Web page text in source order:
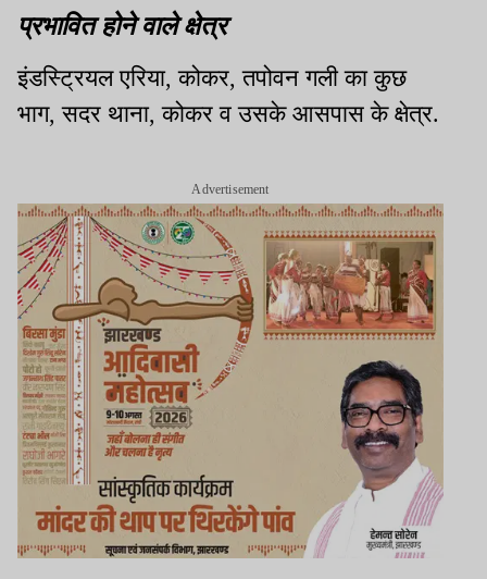
प्रभावित होने वाले क्षेत्र
इंडस्ट्रियल एरिया, कोकर, तपोवन गली का कुछ
भाग, सदर थाना, कोकर व उसके आसपास के क्षेत्र.
Advertisement